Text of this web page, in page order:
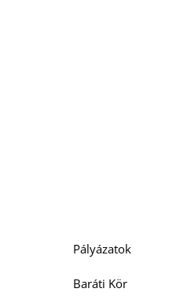
Pályázatok
Baráti Kör